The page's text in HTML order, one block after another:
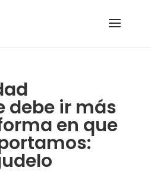
debe ir más
en que